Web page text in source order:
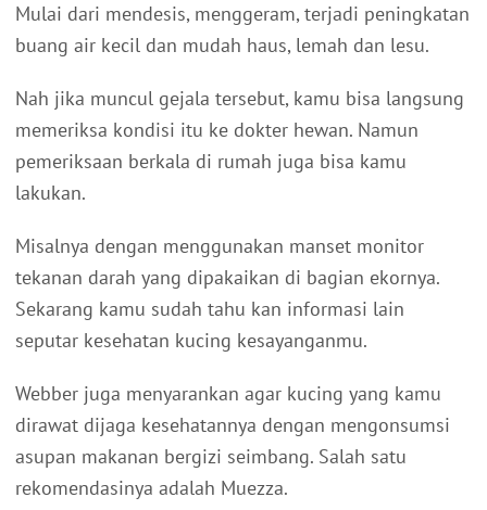
Mulai dari mendesis, menggeram, terjadi peningkatan
buang air kecil dan mudah haus, lemah dan lesu.
Nah jika muncul gejala tersebut, kamu bisa langsung
memeriksa kondisi itu ke dokter hewan. Namun
pemeriksaan berkala di rumah juga bisa kamu
lakukan.
Misalnya dengan menggunakan manset monitor
tekanan darah yang dipakaikan di bagian ekornya.
Sekarang kamu sudah tahu kan informasi lain
seputar kesehatan kucing kesayanganmu.
Webber juga menyarankan agar kucing yang kamu
dirawat dijaga kesehatannya dengan mengonsumsi
asupan makanan bergizi seimbang. Salah satu
rekomendasinya adalah Muezza.